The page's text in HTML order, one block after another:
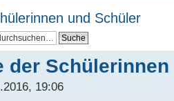
und Schüler
der
19:06